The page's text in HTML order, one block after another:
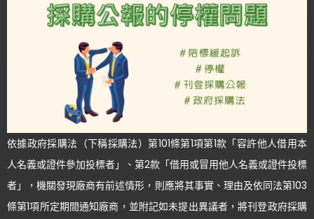
依據政府採購法（下稱採購法）第101條第1項第1款「容許他人借用本
人名義或證件參加投標者」、第2款「借用或冒用他人名義或證件投標
者」，機關發現廠商有前述情形，則應將其事實、理由及依同法第103
條第1項所定期間通知廠商，並附記如未提出異議者，將刊登政府採購